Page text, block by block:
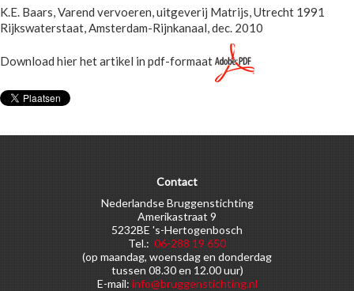
K.E. Baars, Varend vervoeren, uitgeverij Matrijs, Utrecht 1991
Rijkswaterstaat, Amsterdam-Rijnkanaal, dec. 2010
Download hier het artikel in pdf-formaat
Contact
Nederlandse Bruggenstichting
Amerikastraat 9
5232BE 's-Hertogenbosch
Tel.: 06-288 19 650
(op maandag, woensdag en donderdag
tussen 08.30 en 12.00 uur)
E-mail: info@bruggenstichting.nl